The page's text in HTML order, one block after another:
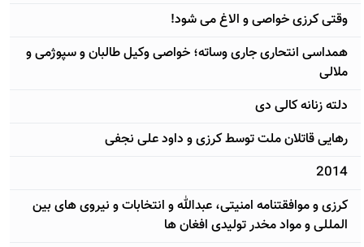
وقتی کرزی خواصی و الاغ می شود!
همداسی انتحاری جاری وساته؛ خواصی وکیل طالبان و سپوژمی و
ملالی
دلته زنانه کالی دی
رهایی قاتلان ملت توسط کرزی و داود علی نجفی
2014
کرزی و موافقتنامه امنیتی، عبدالله و انتخابات و نیروی های بین
المللی و مواد مخدر تولیدی افغان ها